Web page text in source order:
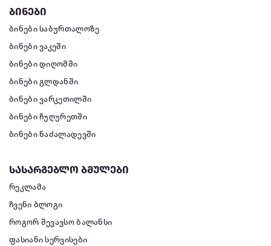
ბინები
ბინები საბურთალოზე
ბინები ვაკეში
ბინები დიღომში
ბინები გლდანში
ბინები ვარკეთილში
ბინები ჩუღურეთში
ბინები ნაძალადევში
სასარგებლო ბმულები
რეკლამა
ჩვენი ბლოგი
როგორ შევავსო ბალანსი
ფასიანი სერვისები